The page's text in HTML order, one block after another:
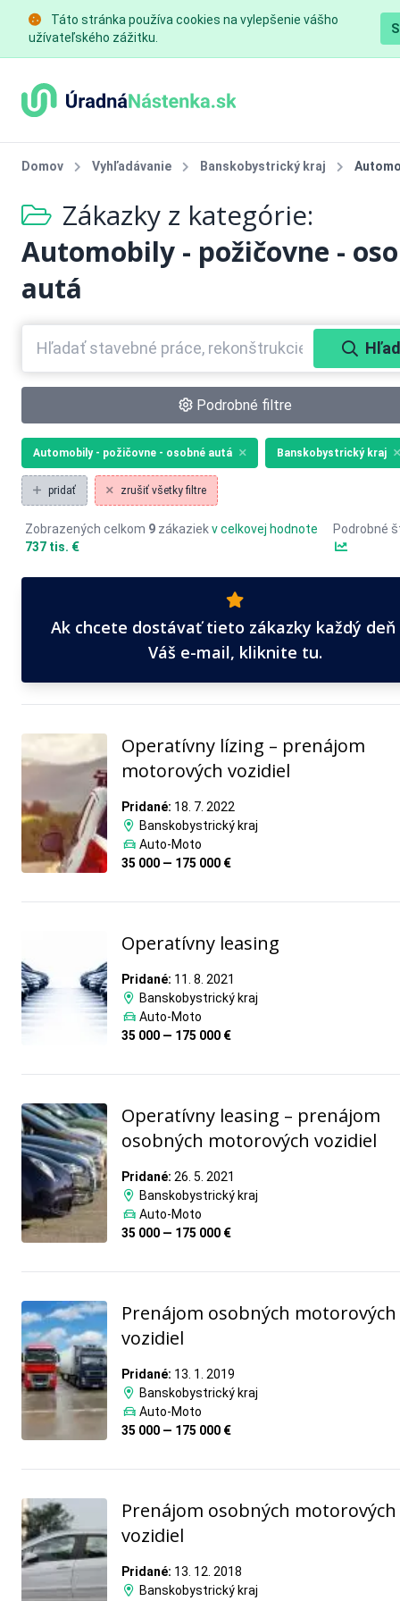
Táto stránka používa cookies na vylepšenie vášho
užívateľského zážitku.
Domov Vyhľadávanie Banskobystrický kraj
Zákazky z kategórie:
Automobily - požičovne -
autá
Podrobné filtre
Automobily - požičovne - osobné autá Banskobystrický kraj
pridať zrušiť všetky filtre
Zobrazených celkom 9 zákaziekv celkovej hodnote
737 tis. €
Podrobné
Ak chcete dostávať tieto zákazky každý deň
Váš e-mail, kliknite tu.
Operatívny lízing – prenájom
motorových vozidiel
Pridané: 18. 7. 2022
Banskobystrický kraj
Auto-Moto
35 000 — 175 000 €
Operatívny leasing
Pridané: 11. 8. 2021
Banskobystrický kraj
Auto-Moto
35 000 — 175 000 €
Operatívny leasing – prenájom
osobných motorových vozidiel
Pridané: 26. 5. 2021
Banskobystrický kraj
Auto-Moto
35 000 — 175 000 €
Prenájom osobných motorových
vozidiel
Pridané: 13. 1. 2019
Banskobystrický kraj
Auto-Moto
35 000 — 175 000 €
Prenájom osobných motorových
vozidiel
Pridané: 13. 12. 2018
Banskobystrický kraj